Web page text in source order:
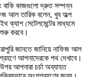
বাকি কাজগুলো দ্রুত সম্পন্ন
আল তারিক বলেন, খুব অল্প
ক্যাশ সেটেলমেন্টের মাধ্যমে
শুরু করবে।
জানতে জানিয়ে নাফিজ আল
গ্রহণে আপনাদেরকে পথ দেখাবে।
আপনারা চর্চা অব্যাহত